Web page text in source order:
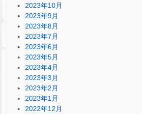
2023年10月
2023年9月
2023年8月
2023年7月
2023年6月
2023年5月
2023年4月
2023年3月
2023年2月
2023年1月
2022年12月